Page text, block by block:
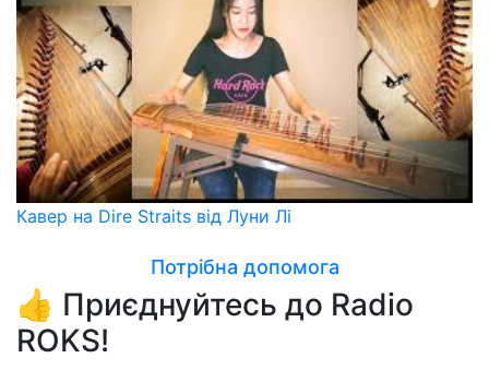
Кавер на Dire Straits від Луни Лі
Потрібна допомога
👍 Приєднуйтесь до Radio
ROKS!